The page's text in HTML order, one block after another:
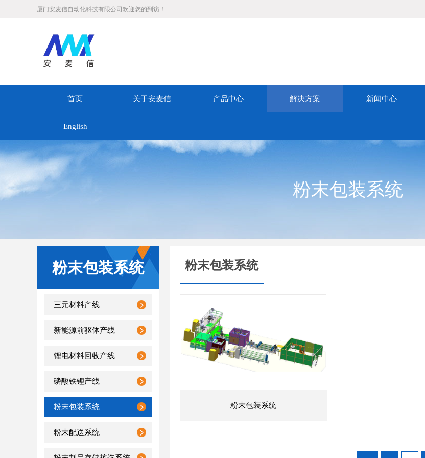
厦门安麦信自动化科技有限公司欢迎您的到访！
首页 关于安麦信 产品中心 解决方案 新闻中心
English
粉末包装系统
粉末包装系统
三元材料产线
新能源前驱体产线
锂电材料回收产线
磷酸铁锂产线
粉末包装系统
粉末配送系统
粉末包装系统
粉末包装系统